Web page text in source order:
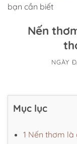
bạn cần biết
Nến
NGÀY
Mục lục
1 Nến thơm là